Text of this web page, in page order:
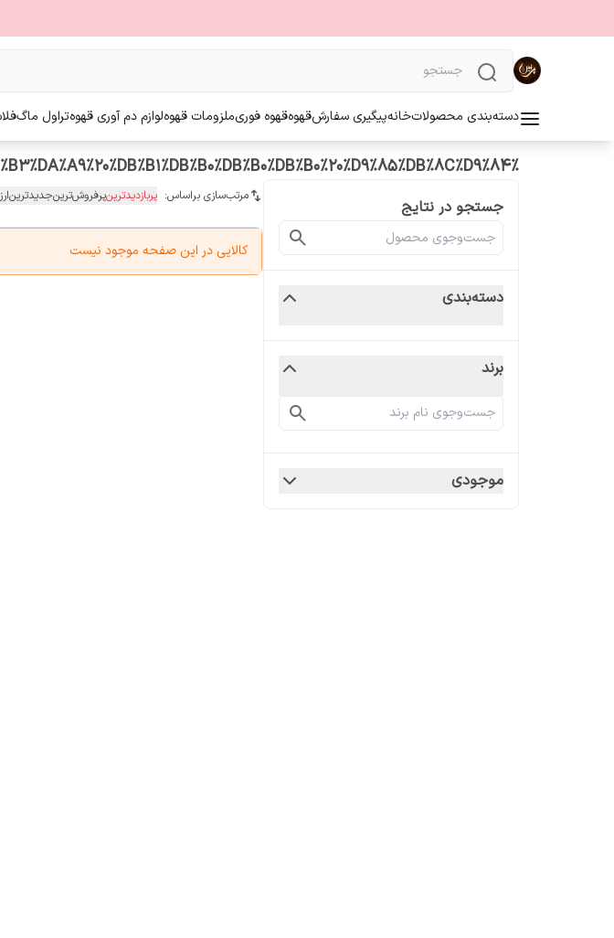
دسته‌بندی محصولاتخانهپیگیری سفارشقهوهقهوه فوریملزومات قهوهلوازم دم آوری قهوهتراول ماگ
%D9%81%D9%84%D8%A7%D8%B3%DA%A9%20%DB%B1%DB%B0%DB%B0%DB%B0%20%D9%85%DB%8C%D9%84
جستجو در نتایج
دسته‌بندی
برند
موجودی
مرتب‌سازی براساس: پربازدیدترینپرفروش‌ترینجدیدترین
کالایی در این صفحه موجود نیست